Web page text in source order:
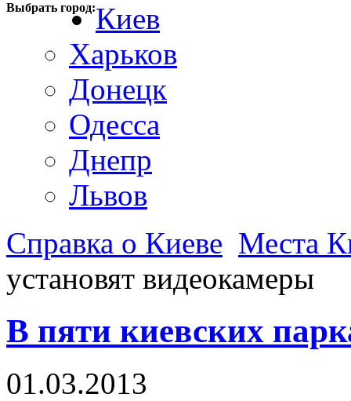
Выбрать город:Киев
Харьков
Донецк
Одесса
Днепр
Львов
Справка о Киеве Места
установят видеокамеры
В пяти киевских
01.03.2013